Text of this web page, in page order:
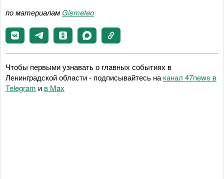
по материалам Gismeteo
Чтобы первыми узнавать о главных событиях в
Ленинградской области - подписывайтесь на канал 47news в
Telegram и в Maх